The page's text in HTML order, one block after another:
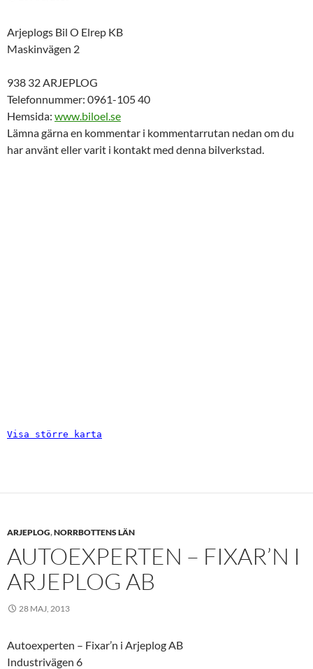
Arjeplogs Bil O Elrep KB
Maskinvägen 2
938 32 ARJEPLOG
Telefonnummer: 0961-105 40
Hemsida: www.biloel.se
Lämna gärna en kommentar i kommentarrutan nedan om du
har använt eller varit i kontakt med denna bilverkstad.
Visa större karta
ARJEPLOG,NORRBOTTENS LÄN
AUTOEXPERTEN – FIXAR’N I
ARJEPLOG AB
28 MAJ, 2013
Autoexperten – Fixar’n i Arjeplog AB
Industrivägen 6